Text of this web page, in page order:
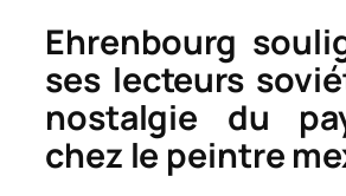
Ehrenbourg
ses lecteurs
nostalgie du
chez le peintre